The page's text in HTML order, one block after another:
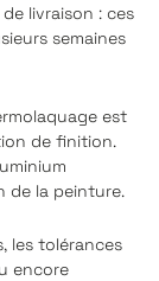
livraison : ces
semaines
est
de finition.
de la peinture.
les tolérances
encore